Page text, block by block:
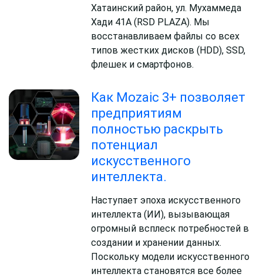
Хатаинский район, ул. Мухаммеда
Хади 41A (RSD PLAZA). Мы
восстанавливаем файлы со всех
типов жестких дисков (HDD), SSD,
флешек и смартфонов.
Как Mozaic 3+ позволяет
предприятиям
полностью раскрыть
потенциал
искусственного
интеллекта.
Наступает эпоха искусственного
интеллекта (ИИ), вызывающая
огромный всплеск потребностей в
создании и хранении данных.
Поскольку модели искусственного
интеллекта становятся все более